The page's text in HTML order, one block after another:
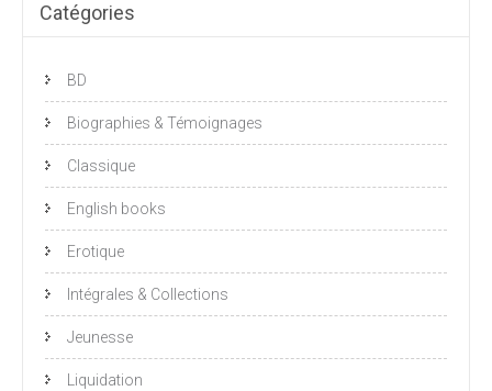
Catégories
BD
Biographies & Témoignages
Classique
English books
Erotique
Intégrales & Collections
Jeunesse
Liquidation